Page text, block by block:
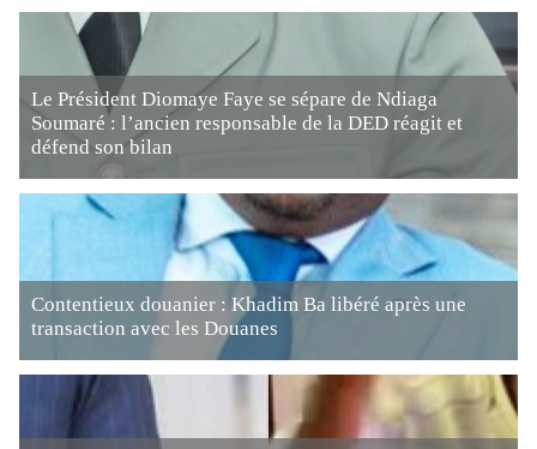
Le Président Diomaye Faye se sépare de Ndiaga
Soumaré : l’ancien responsable de la DED réagit et
défend son bilan
Contentieux douanier : Khadim Ba libéré après une
transaction avec les Douanes